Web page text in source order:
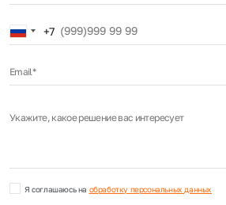
Russia
+7
+7
Email*
Укажите, какое решение вас интересует
Я соглашаюсь на обработку персональных данных